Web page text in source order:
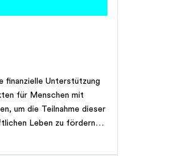
finanzielle Unterstützung
für Menschen mit
um die Teilnahme dieser
Leben zu fördern